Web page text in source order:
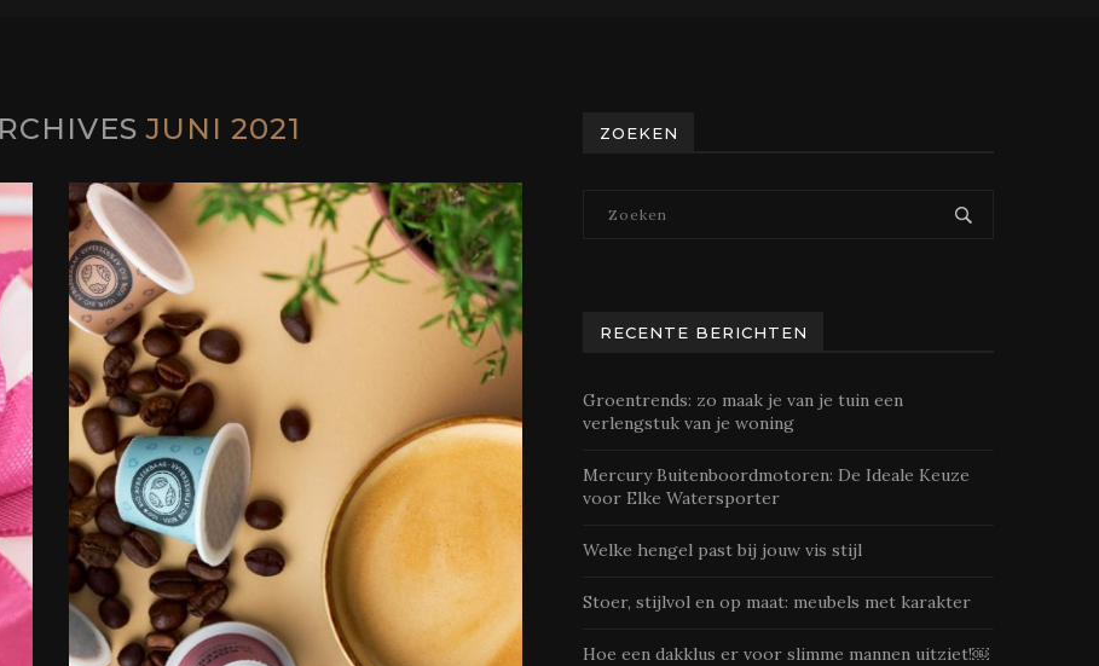
JUNI 2021 ZOEKEN
RECENTE BERICHTEN
Groentrends: zo maak je van je tuin een
verlengstuk van je woning
Mercury Buitenboordmotoren: De Ideale Keuze
voor Elke Watersporter
Welke hengel past bij jouw vis stijl
Stoer, stijlvol en op maat: meubels met karakter
Hoe een dakklus er voor slimme mannen uitziet!￼